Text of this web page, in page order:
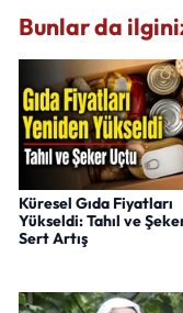
Bunlar da
Küresel Gıda Fiyatları
Yükseldi: Tahıl ve
Sert Artış